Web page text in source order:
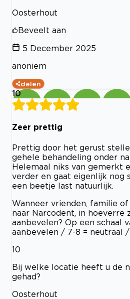
Oosterhout
Beveelt aan
5 December 2025
anoniem
delen
10
Zeer prettig
Prettig door het gerust
gehele behandeling onder
Helemaal niks van gemerkt
verder en gaat eigenlijk nog
een beetje last natuurlijk.
Wanneer vrienden, familie of
naar Narcodent, in hoeverre
aanbevelen? Op een schaal
aanbevelen / 7-8 = neutraal
10
Bij welke locatie heeft u de
gehad?
Oosterhout